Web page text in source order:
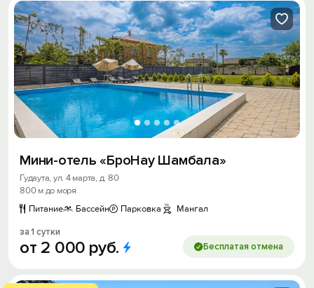
Мини-отель «БроНау Шамбала»
Гудаута, ул. 4 марта, д. 80
800 м до моря
Питание
Бассейн Парковка Мангал
за 1 сутки
от 2 000 руб. Бесплатая отмена